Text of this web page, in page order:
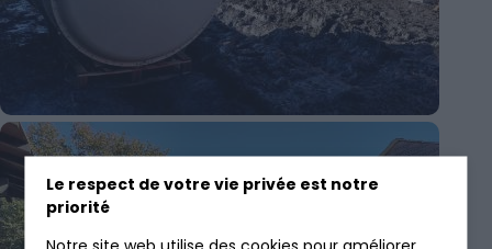
Le respect de votre vie privée est notre
priorité
Notre site web utilise des cookies pour améliorer